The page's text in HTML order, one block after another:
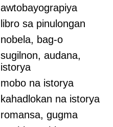
awtobayograpiya
libro sa pinulongan
nobela, bag-o
sugilnon, audana,
istorya
mobo na istorya
kahadlokan na istorya
romansa, gugma